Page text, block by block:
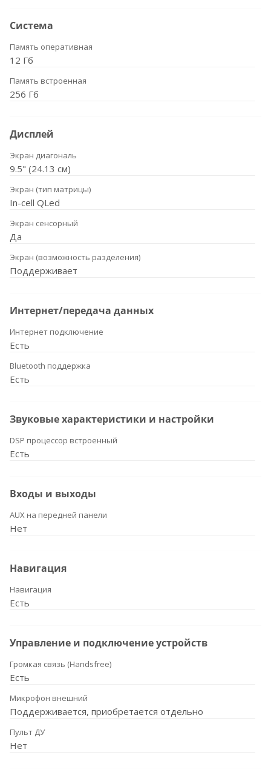
Система
Память оперативная
12 Гб
Память встроенная
256 Гб
Дисплей
Экран диагональ
9.5" (24.13 см)
Экран (тип матрицы)
In-cell QLed
Экран сенсорный
Да
Экран (возможность разделения)
Поддерживает
Интернет/передача данных
Интернет подключение
Есть
Bluetooth поддержка
Есть
Звуковые характеристики и настройки
DSP процессор встроенный
Есть
Входы и выходы
AUX на передней панели
Нет
Навигация
Навигация
Есть
Управление и подключение устройств
Громкая связь (Handsfree)
Есть
Микрофон внешний
Поддерживается, приобретается отдельно
Пульт ДУ
Нет